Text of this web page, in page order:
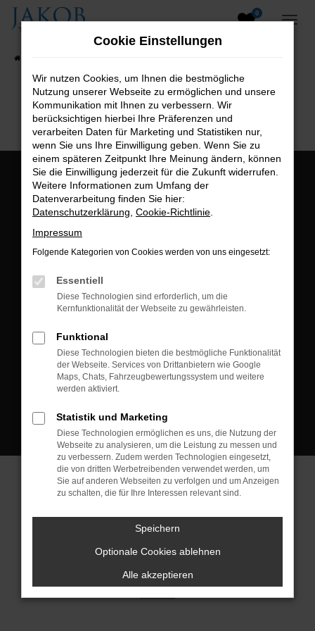
Zum
0
B2B-Shop
Öffnungszeiten:
Montag bis Freitag:
Postadresse:
Kontakt:
Tel.: +49 3745 760 90 20
Fax: +49 3745 760 90 21
Mail: fj@jakob-trading.com
Cookie Einstellungen
© 2026 Jakob Trading GmbH | Neustädter Straße 1 | DE-08223
Neustadt/Vogtland | fj@jakob-trading.com | Webdesign by audaris.de
Cookie Einstellungen
Wir nutzen Cookies, um Ihnen die bestmögliche
Nutzung unserer Webseite zu ermöglichen und unsere
Kommunikation mit Ihnen zu verbessern. Wir
berücksichtigen hierbei Ihre Präferenzen und
verarbeiten Daten für Marketing und Statistiken nur,
wenn Sie uns Ihre Einwilligung geben. Wenn Sie zu
einem späteren Zeitpunkt Ihre Meinung ändern, können
Sie die Einwilligung jederzeit für die Zukunft widerrufen.
Weitere Informationen zum Umfang der
Datenverarbeitung finden Sie hier:
Datenschutzerklärung Cookie-Richtlinie
Impressum
Folgende Kategorien von Cookies werden von uns eingesetzt:
Essentiell
Diese Technologien sind erforderlich, um die
Kernfunktionalität der Webseite zu gewährleisten.
Funktional
Diese Technologien bieten die bestmögliche Funktionalität
der Webseite. Services von Drittanbietern wie Google
Maps, Chats, Fahrzeugbewertungssystem und weitere
werden aktiviert.
Statistik und Marketing
Diese Technologien ermöglichen es uns, die Nutzung der
Webseite zu analysieren, um die Leistung zu messen und
zu verbessern. Zudem werden Technologien eingesetzt,
die von dritten Werbetreibenden verwendet werden, um
Sie auf anderen Webseiten zu verfolgen und um Anzeigen
zu schalten, die für Ihre Interessen relevant sind.
Speichern
Optionale Cookies ablehnen
Alle akzeptieren